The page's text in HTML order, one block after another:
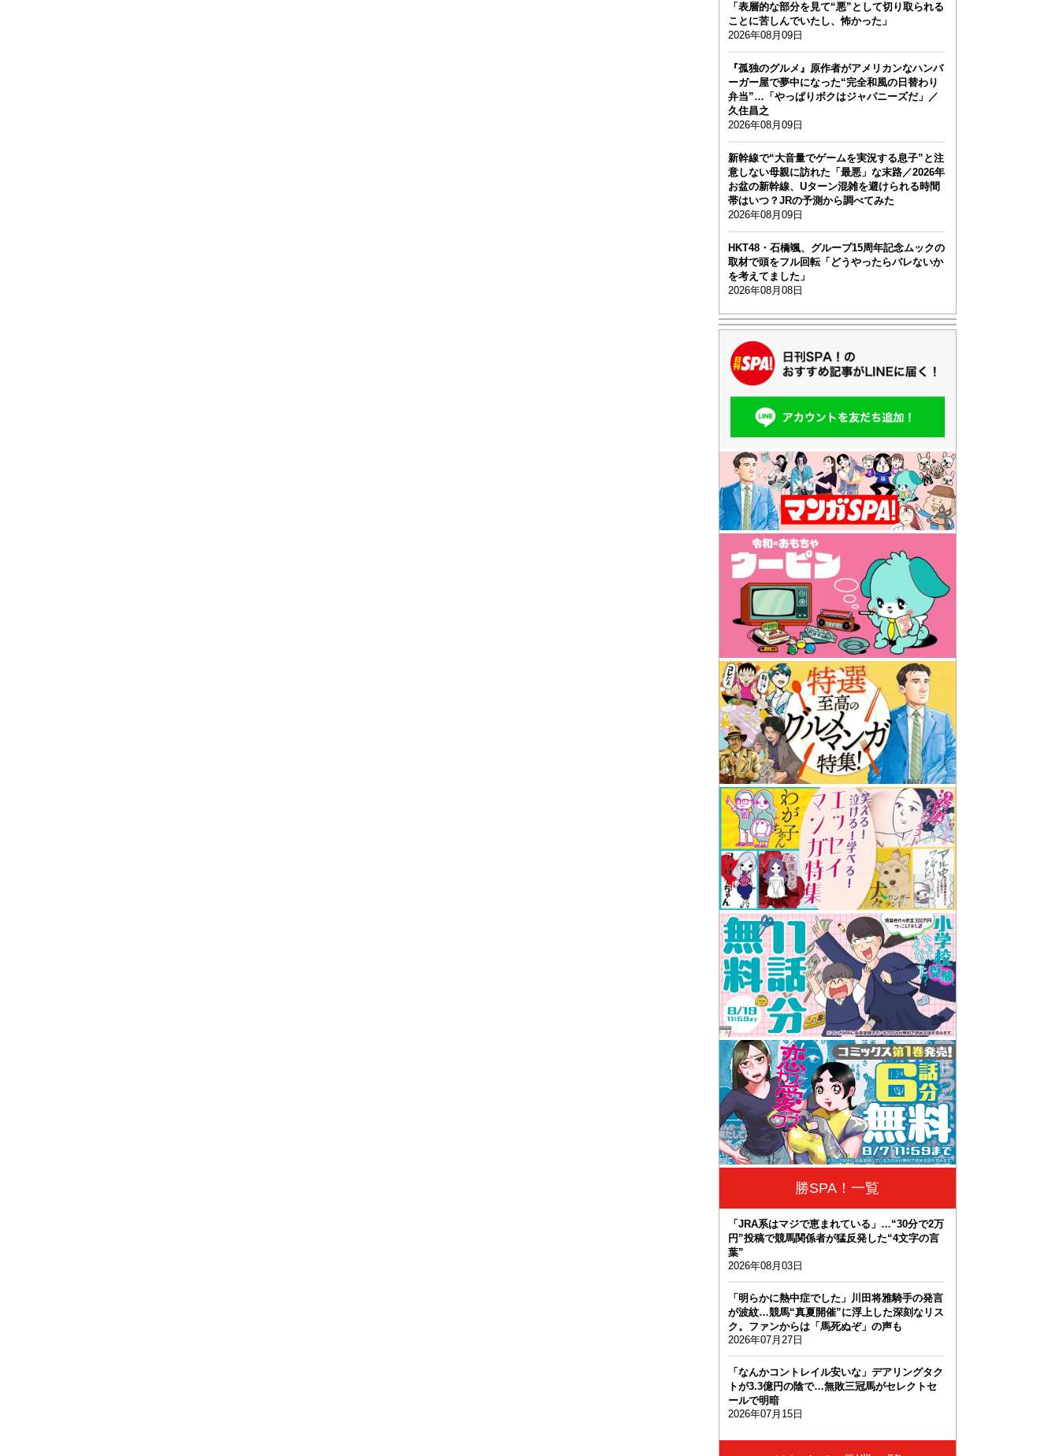
「表層的な部分を見て“悪”として切り取られる
ことに苦しんでいたし、怖かった」
2026年08月09日
『孤独のグルメ』原作者がアメリカンなハンバ
ーガー屋で夢中になった“完全和風の日替わり
弁当”…「やっぱりボクはジャパニーズだ」／
久住昌之
2026年08月09日
新幹線で“大音量でゲームを実況する息子”と注
意しない母親に訪れた「最悪」な末路／2026年
お盆の新幹線、Uターン混雑を避けられる時間
帯はいつ？JRの予測から調べてみた
2026年08月09日
HKT48・石橋颯、グループ15周年記念ムックの
取材で頭をフル回転「どうやったらバレないか
を考えてました」
2026年08月08日
勝SPA！一覧
「JRA系はマジで恵まれている」…“30分で2万
円”投稿で競馬関係者が猛反発した“4文字の言
葉”
2026年08月03日
「明らかに熱中症でした」川田将雅騎手の発言
が波紋…競馬“真夏開催”に浮上した深刻なリス
ク。ファンからは「馬死ぬぞ」の声も
2026年07月27日
「なんかコントレイル安いな」デアリングタク
トが3.3億円の陰で…無敗三冠馬がセレクトセ
ールで明暗
2026年07月15日